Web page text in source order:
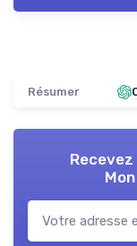
Résumer